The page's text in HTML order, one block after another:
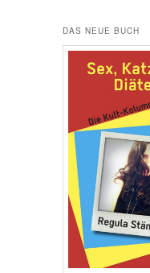
DAS NEUE BUCH